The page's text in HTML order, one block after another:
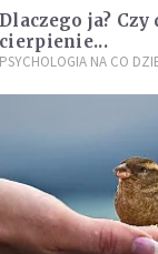
Dlaczego ja? Czy
cierpienie...
PSYCHOLOGIA NA CO